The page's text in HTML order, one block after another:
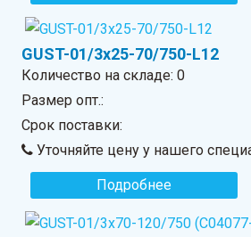
GUST-01/3x25-70/750-L12
Количество на складе:0
Размер опт.:
Срок поставки:
Уточняйте цену у нашего
Подробнее